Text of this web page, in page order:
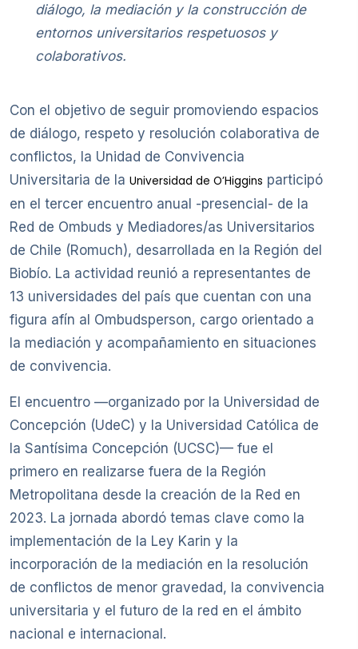
diálogo, la mediación y la construcción de
entornos universitarios respetuosos y
colaborativos.
Con el objetivo de seguir promoviendo espacios
de diálogo, respeto y resolución colaborativa de
conflictos, la Unidad de Convivencia
Universitaria de la Universidad de O’Higgins participó
en el tercer encuentro anual -presencial- de la
Red de Ombuds y Mediadores/as Universitarios
de Chile (Romuch), desarrollada en la Región del
Biobío. La actividad reunió a representantes de
13 universidades del país que cuentan con una
figura afín al Ombudsperson, cargo orientado a
la mediación y acompañamiento en situaciones
de convivencia.
El encuentro —organizado por la Universidad de
Concepción (UdeC) y la Universidad Católica de
la Santísima Concepción (UCSC)— fue el
primero en realizarse fuera de la Región
Metropolitana desde la creación de la Red en
2023. La jornada abordó temas clave como la
implementación de la Ley Karin y la
incorporación de la mediación en la resolución
de conflictos de menor gravedad, la convivencia
universitaria y el futuro de la red en el ámbito
nacional e internacional.